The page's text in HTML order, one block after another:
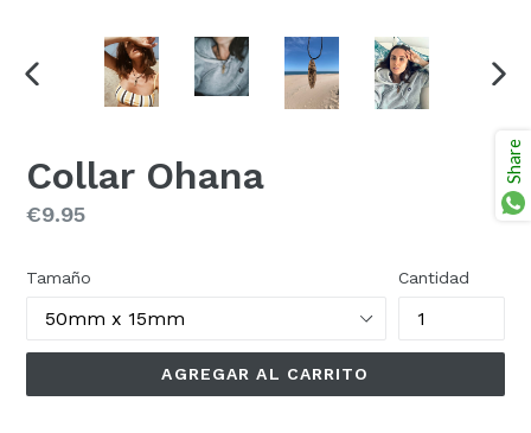
ANTERIOR
Collar Ohana
Precio
€9.95
Tamaño Cantidad
AGREGAR AL CARRITO
Share